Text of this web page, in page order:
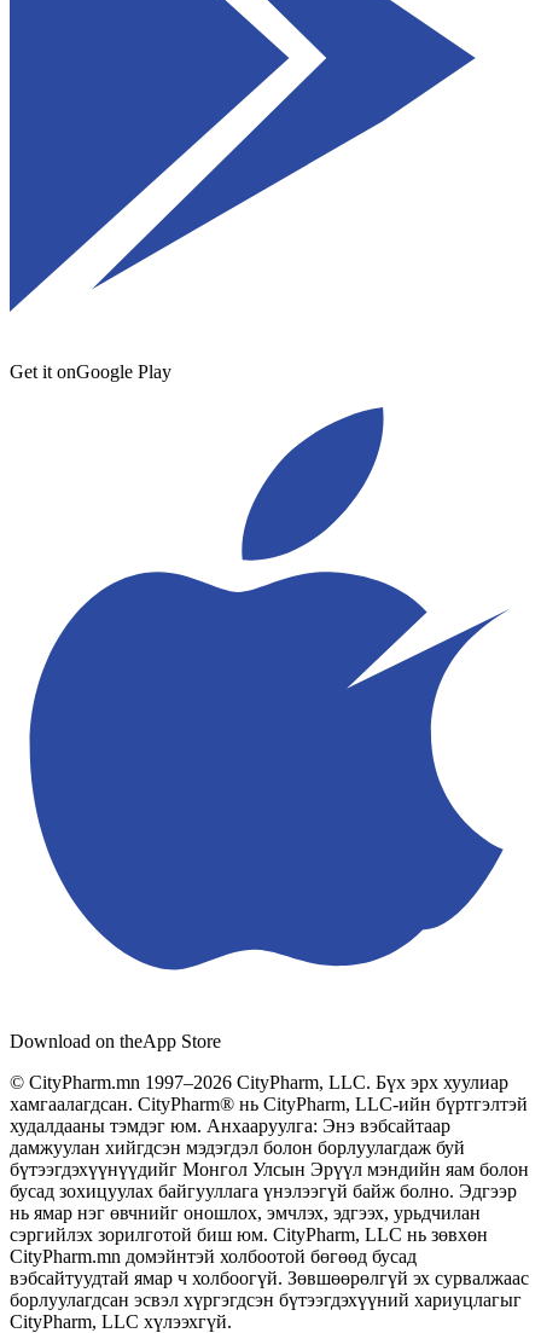
Get it onGoogle Play
Download on theApp Store
© CityPharm.mn 1997–2026 CityPharm, LLC. Бүх эрх хуулиар
хамгаалагдсан. CityPharm® нь CityPharm, LLC-ийн бүртгэлтэй
худалдааны тэмдэг юм. Анхааруулга: Энэ вэбсайтаар
дамжуулан хийгдсэн мэдэгдэл болон борлуулагдаж буй
бүтээгдэхүүнүүдийг Монгол Улсын Эрүүл мэндийн яам болон
бусад зохицуулах байгууллага үнэлээгүй байж болно. Эдгээр
нь ямар нэг өвчнийг оношлох, эмчлэх, эдгээх, урьдчилан
сэргийлэх зорилготой биш юм. CityPharm, LLC нь зөвхөн
CityPharm.mn домэйнтэй холбоотой бөгөөд бусад
вэбсайтуудтай ямар ч холбоогүй. Зөвшөөрөлгүй эх сурвалжаас
борлуулагдсан эсвэл хүргэгдсэн бүтээгдэхүүний хариуцлагыг
CityPharm, LLC хүлээхгүй.